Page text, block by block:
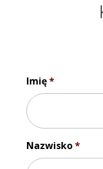
Imię*
Nazwisko*